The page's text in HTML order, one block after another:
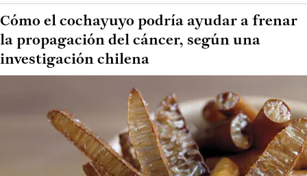
Cómo el cochayuyo podría ayudar a frenar
la propagación del cáncer, según una
investigación chilena